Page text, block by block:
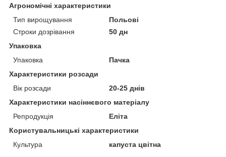
Агрономічні характеристики
Тип вирощування
Польові
Строки дозрівання
50 дн
Упаковка
Упаковка
Пачка
Характеристики розсади
Вік розсади
20-25 днів
Характеристики насіннєвого матеріалу
Репродукція
Еліта
Користувальницькі характеристики
Культура
капуста цвітна